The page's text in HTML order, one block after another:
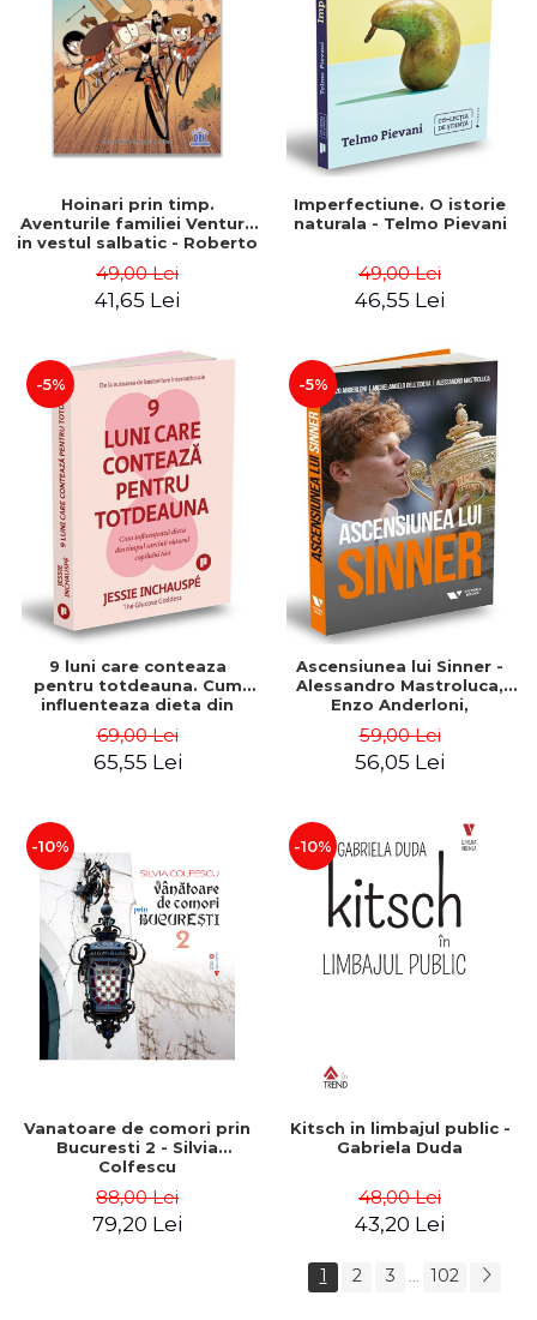
Hoinari prin timp.
Aventurile familiei Ventura
in vestul salbatic - Roberto
49,00 Lei
41,65 Lei
Imperfectiune. O istorie
naturala - Telmo Pievani
49,00 Lei
46,55 Lei
-5%
9 luni care conteaza
pentru totdeauna. Cum
influenteaza dieta din
copilului tau - Jessie
Inchauspé
69,00 Lei
65,55 Lei
-5%
Ascensiunea lui Sinner -
Alessandro Mastroluca,
Enzo Anderloni,
59,00 Lei
56,05 Lei
-10%
Vanatoare de comori prin
Bucuresti 2 - Silvia
Colfescu
88,00 Lei
79,20 Lei
-10%
Kitsch in limbajul public -
Gabriela Duda
48,00 Lei
43,20 Lei
1 2 3 ... 102